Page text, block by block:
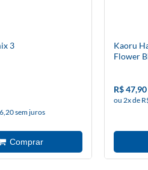
3
sem juros
Kaoru
Flower
R$ 47,90
ou 2x de